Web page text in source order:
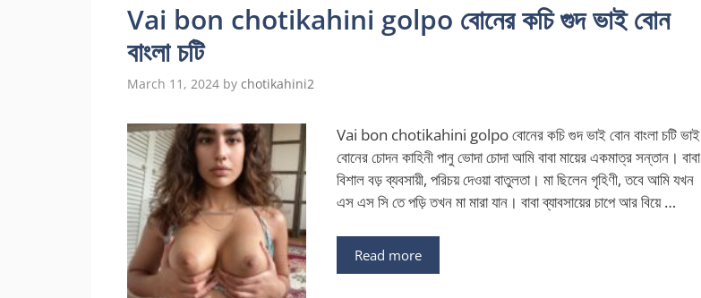
Vai bon chotikahini golpo বোনের কচি গুদ ভাই বোন
বাংলা চটি
March 11, 2024 by chotikahini2
Vai bon chotikahini golpo বোনের কচি গুদ ভাই বোন বাংলা চটি ভাই
বোনের চোদন কাহিনী পানু ভোদা চোদা আমি বাবা মায়ের একমাত্র সন্তান। বাবা
বিশাল বড় ব্যবসায়ী, পরিচয় দেওয়া বাতুলতা। মা ছিলেন গৃহিণী, তবে আমি যখন
এস এস সি তে পড়ি তখন মা মারা যান। বাবা ব্যাবসায়ের চাপে আর বিয়ে …
Read more